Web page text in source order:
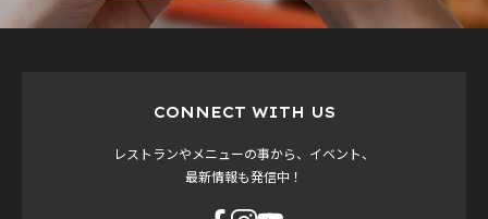
CONNECT WITH US
レストランやメニューの事から、イベント、
最新情報も発信中！